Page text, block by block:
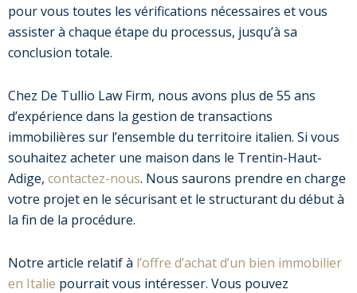
pour vous toutes les vérifications nécessaires et vous
assister à chaque étape du processus, jusqu’à sa
conclusion totale.
Chez De Tullio Law Firm, nous avons plus de 55 ans
d’expérience dans la gestion de transactions
immobilières sur l’ensemble du territoire italien. Si vous
souhaitez acheter une maison dans le Trentin-Haut-
Adige, contactez-nous. Nous saurons prendre en charge
votre projet en le sécurisant et le structurant du début à
la fin de la procédure.
Notre article relatif à l’offre d’achat d’un bien immobilier
en Italie pourrait vous intéresser. Vous pouvez